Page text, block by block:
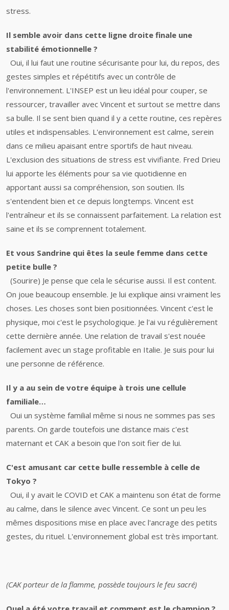
stress.
Il semble avoir dans cette ligne droite finale une
stabilité émotionnelle ?
Oui, il lui faut une routine sécurisante pour lui, du repos, des
gestes simples et répétitifs avec un contrôle de
l'environnement. L'INSEP est un lieu idéal pour couper, se
ressourcer, travailler avec Vincent et surtout se mettre dans
sa bulle. Il se sent bien quand il y a cette routine, ces repères
utiles et indispensables. L'environnement est calme, serein
dans ce milieu apaisant entre sportifs de haut niveau.
L'exclusion des situations de stress est vivifiante. Fred Drieu
lui apporte les éléments pour sa vie quotidienne en
apportant aussi sa compréhension, son soutien. Ils
s'entendent bien et ce depuis longtemps. Vincent est
l'entraîneur et ils se connaissent parfaitement. La relation est
saine et ils se comprennent totalement.
Et vous Sandrine qui êtes la seule femme dans cette
petite bulle ?
(Sourire) Je pense que cela le sécurise aussi. Il est content.
On joue beaucoup ensemble. Je lui explique ainsi vraiment les
choses. Les choses sont bien positionnées. Vincent c'est le
physique, moi c'est le psychologique. Je l'ai vu régulièrement
cette dernière année. Une relation de travail s'est nouée
facilement avec un stage profitable en Italie. Je suis pour lui
une personne de référence.
Il y a au sein de votre équipe à trois une cellule
familiale…
Oui un système familial même si nous ne sommes pas ses
parents. On garde toutefois une distance mais c'est
maternant et CAK a besoin que l'on soit fier de lui.
C'est amusant car cette bulle ressemble à celle de
Tokyo ?
Oui, il y avait le COVID et CAK a maintenu son état de forme
au calme, dans le silence avec Vincent. Ce sont un peu les
mêmes dispositions mise en place avec l'ancrage des petits
gestes, du rituel. L'environnement global est très important.
(CAK porteur de la flamme, possède toujours le feu sacré)